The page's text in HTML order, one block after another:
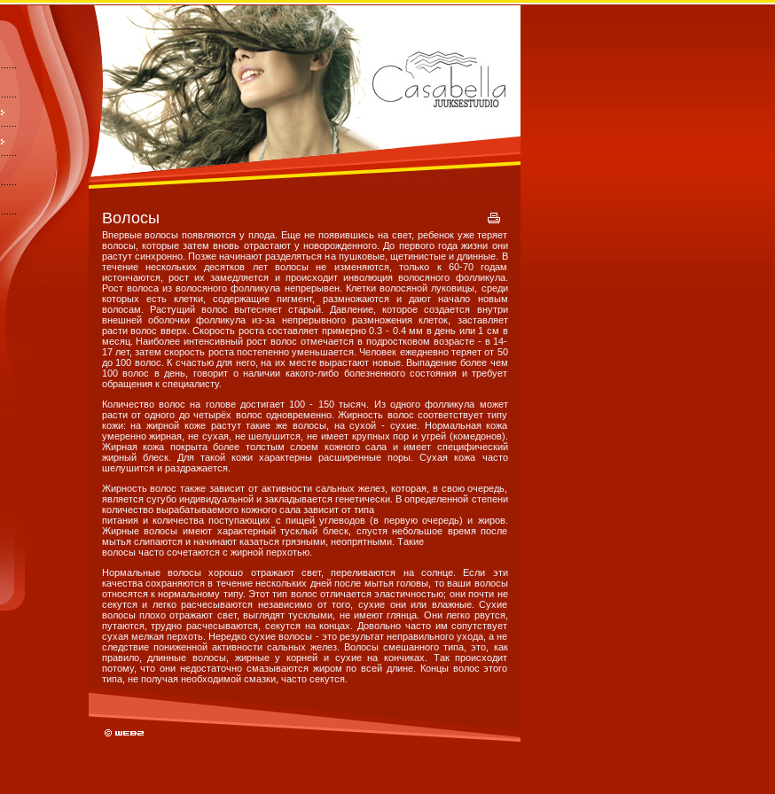
Bолосы
Впервые волосы появляются у плода. Еще не появившись на свет, ребенок уже теряет
волосы, которые затем вновь отрастают у новорожденного. До первого года жизни они
растут синхронно. Позже начинают разделяться на пушковые, щетинистые и длинные. В
течение нескольких десятков лет волосы не изменяются, только к 60-70 годам
истончаются, рост их замедляется и происходит инволюция волосяного фолликула.
Рост волоса из волосяного фолликула непрерывен. Клетки волосяной луковицы, среди
которых есть клетки, содержащие пигмент, размножаются и дают начало новым
волосам. Растущий волос вытесняет старый. Давление, которое создается внутри
внешней оболочки фолликула из-за непрерывного размножения клеток, заставляет
расти волос вверх. Скорость роста составляет примерно 0.3 - 0.4 мм в день или 1 см в
месяц. Наиболее интенсивный рост волос отмечается в подростковом возрасте - в 14-
17 лет, затем скорость роста постепенно уменьшается. Человек ежедневно теряет от 50
до 100 волос. К счастью для него, на их месте вырастают новые. Выпадение более чем
100 волос в день, говорит о наличии какого-либо болезненного состояния и требует
обращения к специалисту.
Количество волос на голове достигает 100 - 150 тысяч. Из одного фолликула может
расти от одного до четырёх волос одновременно. Жирность волос соответствует типу
кожи: на жирной коже растут такие же волосы, на сухой - сухие. Нормальная кожа
умеренно жирная, не сухая, не шелушится, не имеет крупных пор и угрей (комедонов).
Жирная кожа покрыта более толстым слоем кожного сала и имеет специфический
жирный блеск. Для такой кожи характерны расширенные поры. Сухая кожа часто
шелушится и раздражается.
Жирность волос также зависит от активности сальных желез, которая, в свою очередь,
является сугубо индивидуальной и закладывается генетически. В определенной степени
количество вырабатываемого кожного сала зависит от типа
питания и количества поступающих с пищей углеводов (в первую очередь) и жиров.
Жирные волосы имеют характерный тусклый блеск, спустя небольшое время после
мытья слипаются и начинают казаться грязными, неопрятными. Такие
волосы часто сочетаются с жирной перхотью.
Нормальные волосы хорошо отражают свет, переливаются на солнце. Если эти
качества сохраняются в течение нескольких дней после мытья головы, то ваши волосы
относятся к нормальному типу. Этот тип волос отличается эластичностью; они почти не
секутся и легко расчесываются независимо от того, сухие они или влажные. Сухие
волосы плохо отражают свет, выглядят тусклыми, не имеют глянца. Они легко рвутся,
путаются, трудно расчесываются, секутся на концах. Довольно часто им сопутствует
сухая мелкая перхоть. Нередко сухие волосы - это результат неправильного ухода, а не
следствие пониженной активности сальных желез. Волосы смешанного типа, это, как
правило, длинные волосы, жирные у корней и сухие на кончиках. Так происходит
потому, что они недостаточно смазываются жиром по всей длине. Концы волос этого
типа, не получая необходимой смазки, часто секутся.